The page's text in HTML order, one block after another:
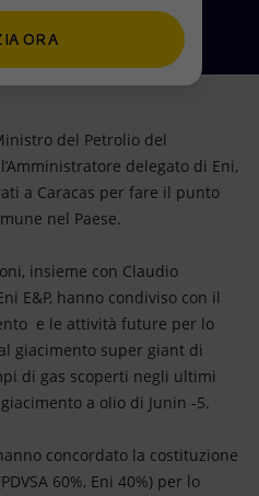
del Petrolio del
delegato di Eni,
a Caracas per fare il punto
nel Paese.
insieme con Claudio
E&P, hanno condiviso con il
e le attività future per lo
giacimento super giant di
di gas scoperti negli ultimi
a olio di Junin -5.
concordato la costituzione
60%, Eni 40%) per lo
ORA